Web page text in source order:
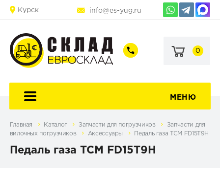
Курск info@es-yug.ru
+7
60-
+7
69-
0
МЕНЮ
Главная Каталог Запчасти для погрузчиков
Запчасти для
вилочных погрузчиков
Аксессуары Педаль газа TCM FD15T9H
Педаль газа TCM FD15T9H